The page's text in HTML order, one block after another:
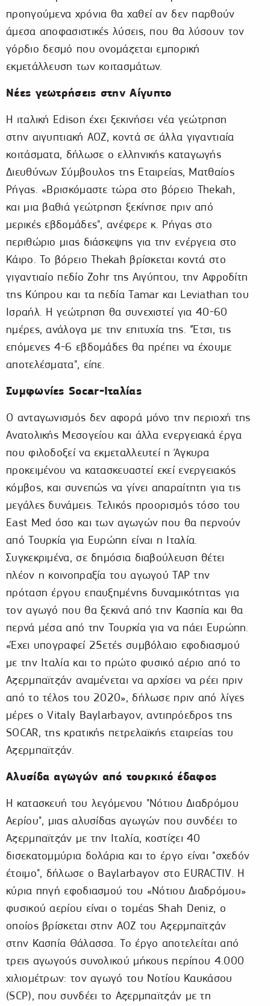
προηγούμενα χρόνια θα χαθεί αν δεν παρθούν
άμεσα αποφασιστικές λύσεις, που θα λύσουν τον
γόρδιο δεσμό που ονομάζεται εμπορική
εκμετάλλευση των κοιτασμάτων.
Νέες γεωτρήσεις στην Αίγυπτο
Η ιταλική Edison έχει ξεκινήσει νέα γεώτρηση
στην αιγυπτιακή ΑΟΖ, κοντά σε άλλα γιγαντιαία
κοιτάσματα, δήλωσε ο ελληνικής καταγωγής
Διευθύνων Σύμβουλος της Εταιρείας, Ματθαίος
Ρήγας. «Βρισκόμαστε τώρα στο βόρειο Thekah,
και μια βαθιά γεώτρηση ξεκίνησε πριν από
μερικές εβδομάδες", ανέφερε κ. Ρήγας στο
περιθώριο μιας διάσκεψης για την ενέργεια στο
Κάιρο. Το βόρειο Thekah βρίσκεται κοντά στο
γιγαντιαίο πεδίο Zohr της Αιγύπτου, την Αφροδίτη
της Κύπρου και τα πεδία Tamar και Leviathan του
Ισραήλ. Η γεώτρηση θα συνεχιστεί για 40-60
ημέρες, ανάλογα με την επιτυχία της. "Έτσι, τις
επόμενες 4-6 εβδομάδες θα πρέπει να έχουμε
αποτελέσματα", είπε.
Συμφωνίες Socar-Ιταλίας
Ο ανταγωνισμός δεν αφορά μόνο την περιοχή της
Ανατολικής Μεσογείου και άλλα ενεργειακά έργα
που φιλοδοξεί να εκμεταλλευτεί η Άγκυρα
προκειμένου να κατασκευαστεί εκεί ενεργειακός
κόμβος, και συνεπώς να γίνει απαραίτητη για τις
μεγάλες δυνάμεις. Τελικός προορισμός τόσο του
East Med όσο και των αγωγών που θα περνούν
από Τουρκία για Ευρώπη είναι η Ιταλία.
Συγκεκριμένα, σε δημόσια διαβούλευση θέτει
πλέον η κοινοπραξία του αγωγού TAP την
πρόταση έργου επαυξημένης δυναμικότητας για
τον αγωγό που θα ξεκινά από την Κασπία και θα
περνά μέσα από την Τουρκία για να πάει Ευρώπη.
«Έχει υπογραφεί 25ετές συμβόλαιο εφοδιασμού
με την Ιταλία και το πρώτο φυσικό αέριο από το
Αζερμπαϊτζάν αναμένεται να αρχίσει να ρέει πριν
από το τέλος του 2020», δήλωσε πριν από λίγες
μέρες ο Vitaly Baylarbayov, αντιπρόεδρος της
SOCAR, της κρατικής πετρελαϊκής εταιρείας του
Αζερμπαϊτζάν.
Αλυσίδα αγωγών από τουρκικό έδαφος
Η κατασκευή του λεγόμενου "Νότιου Διαδρόμου
Αερίου", μιας αλυσίδας αγωγών που συνδέει το
Αζερμπαϊτζάν με την Ιταλία, κοστίζει 40
δισεκατομμύρια δολάρια και το έργο είναι "σχεδόν
έτοιμο", δήλωσε ο Baylarbayov στο EURACTIV. Η
κύρια πηγή εφοδιασμού του «Νότιου Διαδρόμου»
φυσικού αερίου είναι ο τομέας Shah Deniz, ο
οποίος βρίσκεται στην ΑΟΖ του Αζερμπαϊτζάν
στην Κασπία Θάλασσα. Το έργο αποτελείται από
τρεις αγωγούς συνολικού μήκους περίπου 4.000
χιλιομέτρων: τον αγωγό του Νοτίου Καυκάσου
(SCP), που συνδέει το Αζερμπαϊτζάν με τη